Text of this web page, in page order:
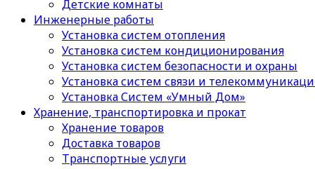
Детские комнаты
Инженерные работы
Установка систем отопления
Установка систем кондиционирования
Установка систем безопасности и охраны
Установка систем связи и
Установка Систем «Умный Дом»
Хранение, транспортировка и прокат
Хранение товаров
Доставка товаров
Транспортные услуги